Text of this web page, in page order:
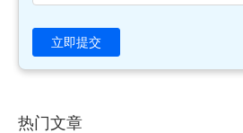
立即提交
热门文章